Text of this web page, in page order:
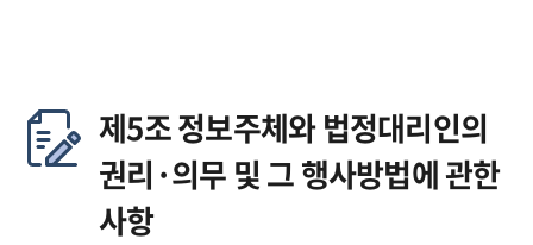
제5조 정보주체와 법정대리인의
권리·의무 및 그 행사방법에 관한
사항